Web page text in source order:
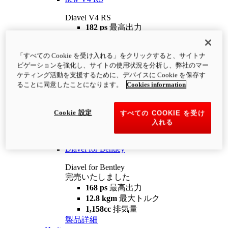
Diavel V4 RS
182 ps 最高出力
¥4,400,000 i
コンフィギュレーター 製品詳細
newV4 RS 100
12.2 kgm
最大トルク
装備重量（燃料を除く）
Diavel for Bentley
Diavel for Bentley
完売いたしました
168 ps 最高出力
12.8 kgm 最大トルク
1,158cc 排気量
製品詳細
「すべての Cookie を受け入れる」をクリックすると、サイトナ
ビゲーションを強化し、サイトの使用状況を分析し、弊社のマー
ケティング活動を支援するために、デバイスに Cookie を保存す
ることに同意したことになります。
Cookies information
すべての COOKIE を受け
入れる
Cookie 設定